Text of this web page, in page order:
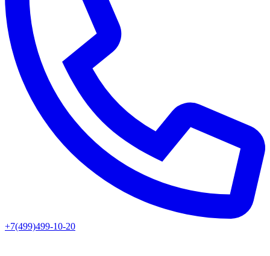
+7(499)499-10-20